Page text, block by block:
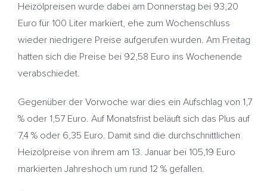
Heizölpreisen wurde dabei am Donnerstag bei 93,20
Euro für 100 Liter markiert, ehe zum Wochenschluss
wieder niedrigere Preise aufgerufen wurden. Am Freitag
hatten sich die Preise bei 92,58 Euro ins Wochenende
verabschiedet.
Gegenüber der Vorwoche war dies ein Aufschlag von 1,7
% oder 1,57 Euro. Auf Monatsfrist beläuft sich das Plus auf
7,4 % oder 6,35 Euro. Damit sind die durchschnittlichen
Heizölpreise von ihrem am 13. Januar bei 105,19 Euro
markierten Jahreshoch um rund 12 % gefallen.